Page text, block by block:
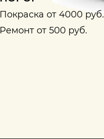
Покраска от 4000 руб.
Ремонт от 500 руб.